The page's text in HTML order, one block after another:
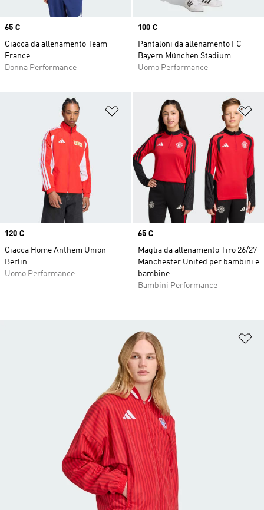
Price
65 €
Giacca da allenamento Team
France
Donna Performance
Price
100 €
Pantaloni da allenamento FC
Bayern München Stadium
Uomo Performance
Aggiungi alla lista dei desideri
Price
120 €
Giacca Home Anthem Union
Berlin
Uomo Performance
Price
65 €
Maglia da allenamento Tiro 26/27
Manchester United per bambini e
bambine
Bambini Performance